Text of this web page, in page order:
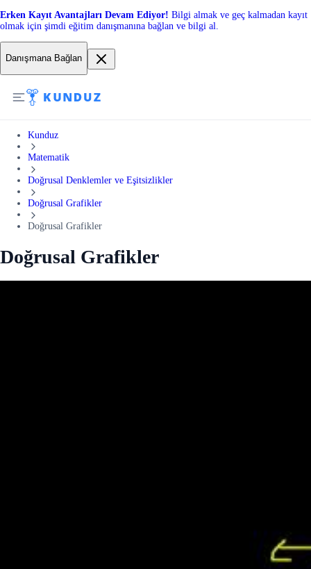
Erken Kayıt Avantajları Devam Ediyor! Bilgi almak ve geç kalmadan kayıt
olmak için şimdi eğitim danışmanına bağlan ve bilgi al.
Danışmana Bağlan
Kunduz
Matematik
Doğrusal Denklemler ve Eşitsizlikler
Doğrusal Grafikler
Doğrusal Grafikler
Doğrusal Grafikler